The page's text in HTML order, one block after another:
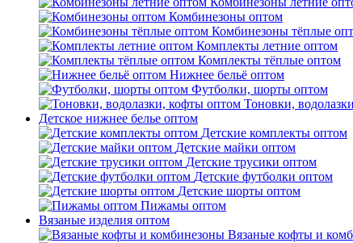
Комбинезоны оптом
Комбинезоны тёплые
Комплекты летние оптом
Комплекты тёплые оптом
Нижнее бельё оптом
Футболки, шорты оптом
Тоновки,
Детское нижнее белье оптом
Детские комплекты оптом
Детские майки оптом
Детские трусики оптом
Детские футболки оптом
Детские шорты оптом
Пижамы оптом
Вязаные изделия оптом
Вязаные кофты и